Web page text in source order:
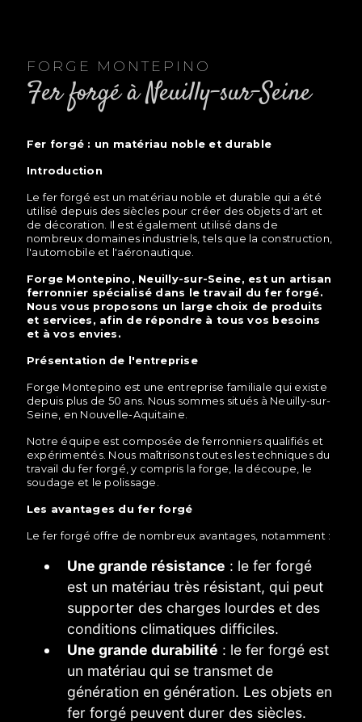
FORGE MONTEPINO
fer forgé à Neuilly-sur-Seine
fer forgé : un matériau noble et durable
Introduction
Le fer forgé est un matériau noble et durable qui a été
utilisé depuis des siècles pour créer des objets d'art et
de décoration. Il est également utilisé dans de
nombreux domaines industriels, tels que la construction,
l'automobile et l'aéronautique.
Forge Montepino, Neuilly-sur-Seine, est un artisan
ferronnier spécialisé dans le travail du fer forgé.
Nous vous proposons un large choix de produits
et services, afin de répondre à tous vos besoins
et à vos envies.
Présentation de l'entreprise
Forge Montepino est une entreprise familiale qui existe
depuis plus de 50 ans. Nous sommes situés à Neuilly-sur-
Seine, en Nouvelle-Aquitaine.
Notre équipe est composée de ferronniers qualifiés et
expérimentés. Nous maîtrisons toutes les techniques du
travail du fer forgé, y compris la forge, la découpe, le
soudage et le polissage.
Les avantages du fer forgé
Le fer forgé offre de nombreux avantages, notamment :
Une grande résistance : le fer forgé
est un matériau très résistant, qui peut
supporter des charges lourdes et des
conditions climatiques difficiles.
Une grande durabilité : le fer forgé est
un matériau qui se transmet de
génération en génération. Les objets en
fer forgé peuvent durer des siècles.